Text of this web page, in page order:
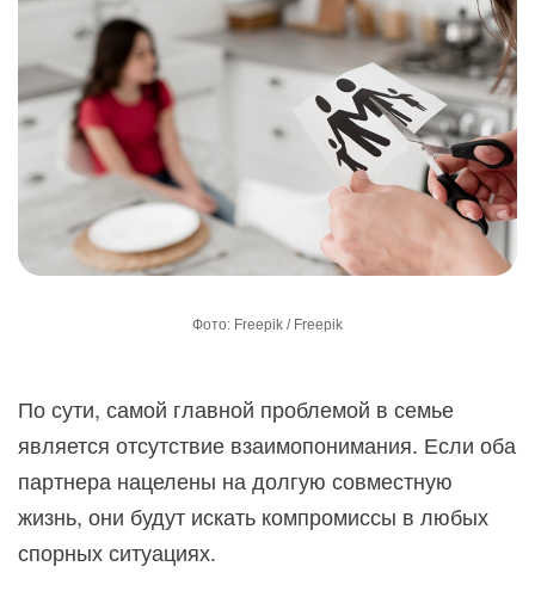
Фото: Freepik / Freepik
По сути, самой главной проблемой в семье
является отсутствие взаимопонимания. Если оба
партнера нацелены на долгую совместную
жизнь, они будут искать компромиссы в любых
спорных ситуациях.